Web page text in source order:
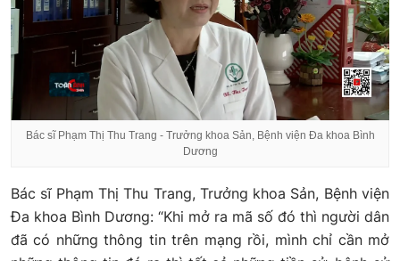
Bác sĩ Phạm Thị Thu Trang - Trưởng khoa Sản, Bệnh viện Đa khoa Bình
Dương
Bác sĩ Phạm Thị Thu Trang, Trưởng khoa Sản, Bệnh viện
Đa khoa Bình Dương: “Khi mở ra mã số đó thì người dân
đã có những thông tin trên mạng rồi, mình chỉ cần mở